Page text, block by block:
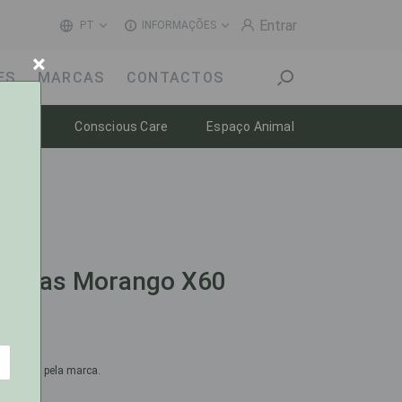
PT INFORMAÇÕES Entrar
MARCAS CONTACTOS
Toggle dropdown
Conscious Care Toggle dropdown
Espaço Animal Toggle
Morango X60
pela marca.
×